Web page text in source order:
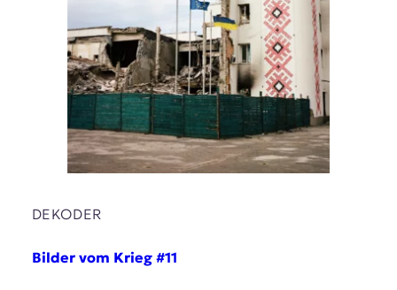
DEKODER
Bilder vom Krieg #11